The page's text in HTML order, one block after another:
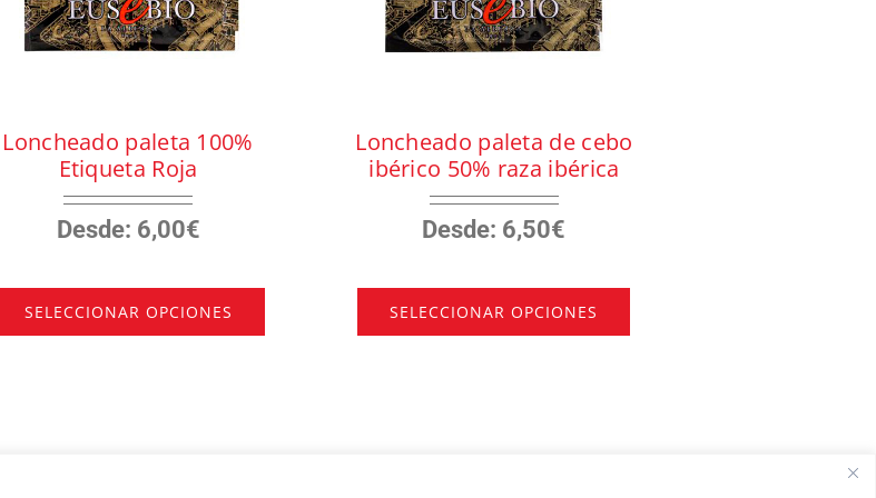
Loncheado paleta 100%
Etiqueta Roja
Desde: 6,00€
SELECCIONAR OPCIONES
Loncheado paleta de cebo
ibérico 50% raza ibérica
Desde: 6,50€
SELECCIONAR OPCIONES